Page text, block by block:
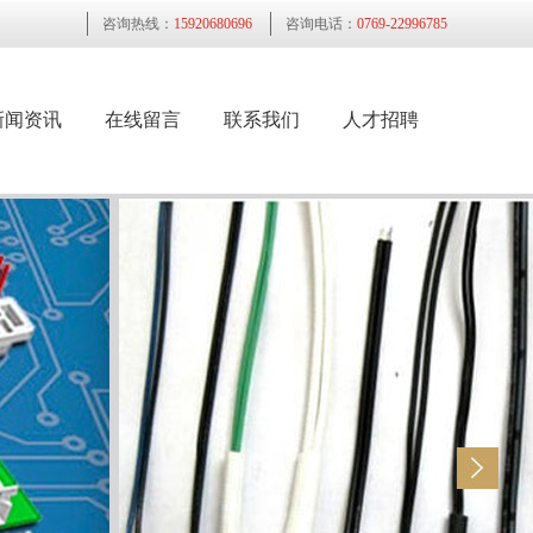
咨询热线： 15920680696 咨询电话： 0769-22996785
闻资讯 在线留言 联系我们 人才招聘